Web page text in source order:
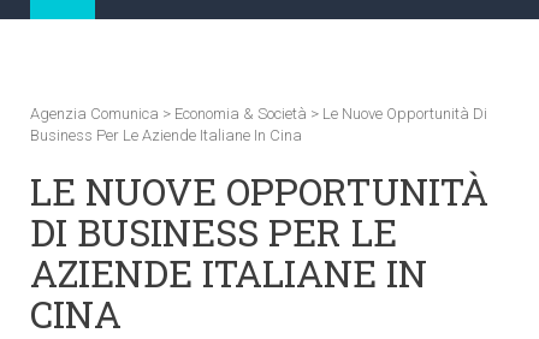
Agenzia Comunica > Economia & Società > Le Nuove Opportunità Di
Business Per Le Aziende Italiane In Cina
LE NUOVE OPPORTUNITÀ
DI BUSINESS PER LE
AZIENDE ITALIANE IN
CINA